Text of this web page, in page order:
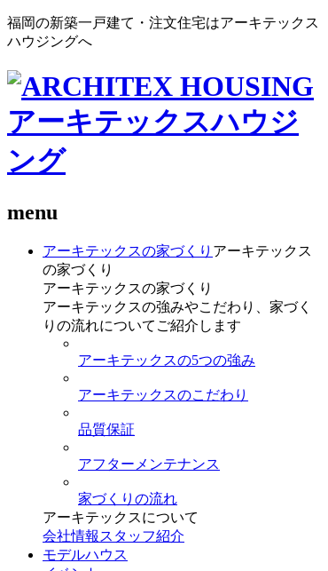
福岡の新築一戸建て・注文住宅はアーキテックス
ハウジングへ
menu
アーキテックスの家づくり アーキテックス
の家づくり
アーキテックスの家づくり
アーキテックスの強みやこだわり、家づく
りの流れについてご紹介します
アーキテックスの5つの強み
アーキテックスのこだわり
品質保証
アフターメンテナンス
家づくりの流れ
アーキテックスについて
会社情報 スタッフ紹介
モデルハウス